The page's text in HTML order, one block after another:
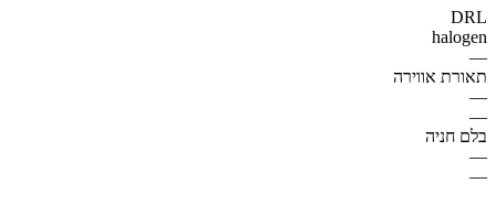
DRL
halogen
—
תאורת אווירה
—
—
בלם חניה
—
—